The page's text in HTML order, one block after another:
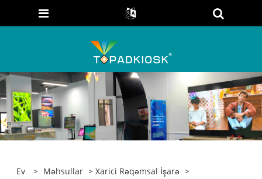
Ev > Məhsullar >Xarici Rəqəmsal İşarə >